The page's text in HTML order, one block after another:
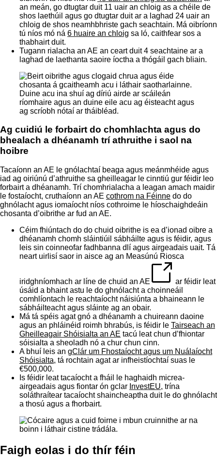
an meán, go dtugtar duit 11 uair an chloig as a chéile de
shos laethúil agus go dtugtar duit ar a laghad 24 uair an
chloig de shos neamhbhriste gach seachtain. Má oibríonn
tú níos mó ná 6 huaire an chloig sa ló, caithfear sos a
thabhairt duit.
Tugann rialacha an AE an ceart duit 4 seachtaine ar a
laghad de laethanta saoire íoctha a thógáil gach bliain.
Ag cuidiú le forbairt do chomhlachta agus do
bhealach a dhéanamh trí athruithe i saol na
hoibre
Tacaíonn an AE le gnólachtaí beaga agus meánmhéide agus
iad ag oiriúnú d’athruithe sa gheilleagar le cinntiú gur féidir leo
forbairt a dhéanamh. Trí chomhrialacha a leagan amach maidir
le fostaíocht, cruthaíonn an AE cothrom na Féinne do do
ghnólacht agus iomaíocht níos cothroime le híoschaighdeáin
chosanta d’oibrithe ar fud an AE.
Céim fhiúntach do do chuid oibrithe is ea d’ionad oibre a
dhéanamh chomh sláintiúil sábháilte agus is féidir, agus
leis sin coinneofar fadhbanna dlí agus airgeadais uait. Tá
neart uirlisí saor in aisce ag an Measúnú Riosca
iridghníomhach ar líne de chuid an AE
ar féidir leat
úsáid a bhaint astu le do ghnólacht a choinneáil
comhlíontach le reachtaíocht náisiúnta a bhaineann le
sábháilteacht agus sláinte ag an obair.
Má tá spéis agat gnó a dhéanamh a chuireann daoine
agus an phláinéid roimh bhrabús, is féidir le Tairseach an
Gheilleagair Shóisialta an AE tacú leat chun d’fhiontar
sóisialta a sheoladh nó a chur chun cinn.
A bhuí leis an gClár um Fhostaíocht agus um Nuálaíocht
Shóisialta, tá rochtain agat ar infheistíochtaí suas le
€500,000.
Is féidir leat tacaíocht a fháil le haghaidh micrea-
airgeadais agus fiontar ón gclar InvestEU, trína
soláthraítear tacaíocht shaincheaptha duit le do ghnólacht
a thosú agus a fhorbairt.
Faigh eolas i do thír féin